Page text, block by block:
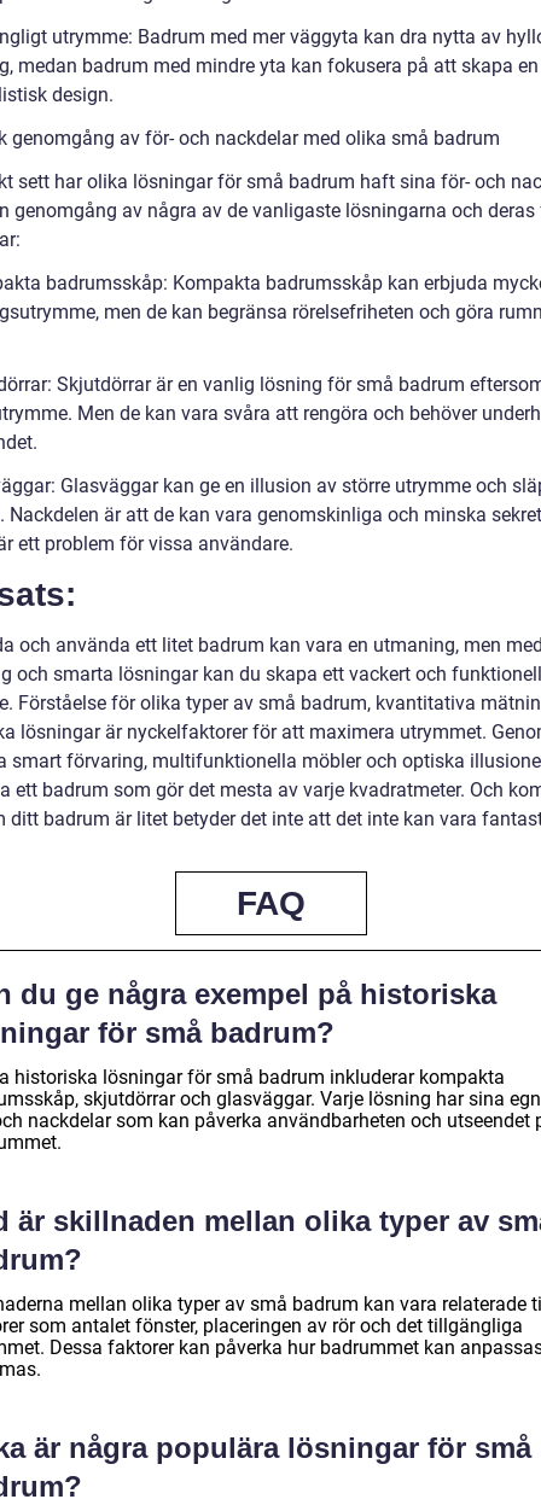
utrymme: Badrum med mer väggyta kan dra nytta av
medan badrum med mindre yta kan fokusera på att skapa en
design.
genomgång av för- och nackdelar med olika små badrum
sett har olika lösningar för små badrum haft sina för- och
genomgång av några av de vanligaste lösningarna och deras
badrumsskåp: Kompakta badrumsskåp kan erbjuda
men de kan begränsa rörelsefriheten och göra
Skjutdörrar är en vanlig lösning för små badrum
Men de kan vara svåra att rengöra och behöver
Glasväggar kan ge en illusion av större utrymme och
Nackdelen är att de kan vara genomskinliga och minska
ett problem för vissa användare.
och använda ett litet badrum kan vara en utmaning, men
och smarta lösningar kan du skapa ett vackert och
Förståelse för olika typer av små badrum, kvantitativa
lösningar är nyckelfaktorer för att maximera utrymmet.
smart förvaring, multifunktionella möbler och optiska
ett badrum som gör det mesta av varje kvadratmeter. Och
ditt badrum är litet betyder det inte att det inte kan vara
FAQ
du ge några exempel på historiska
för små badrum?
historiska lösningar för små badrum inkluderar kompakta
skjutdörrar och glasväggar. Varje lösning har sina
nackdelar som kan påverka användbarheten och utseendet
är skillnaden mellan olika typer av
mellan olika typer av små badrum kan vara relaterade
som antalet fönster, placeringen av rör och det tillgängliga
Dessa faktorer kan påverka hur badrummet kan
är några populära lösningar för små